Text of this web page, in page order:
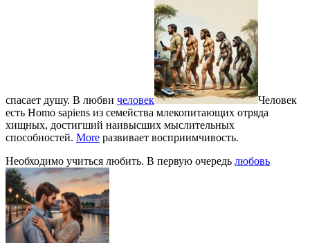
спасает душу. В любви человек
Человек
есть Homo sapiens из семейства млекопитающих отряда
хищных, достигший наивысших мыслительных
способностей. More развивает восприимчивость.
Необходимо учиться любить. В первую очередь любовь